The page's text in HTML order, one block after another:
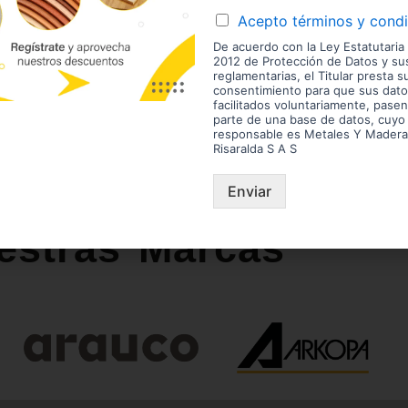
Calibres (mm):
Disponibles: Sobre
4.0, 5.5, 15, 18, 36 9, 12, 25,
¿Necesitas asesoría?¡Escríbenos!
Las imágenes mostradas son de referencia y los
envío son variables y serán asumidos por el
enchape. Sólo despachamos tableros en la zona
Disponibilidad de mercancía sujeta a verificación de
Marcas
Acepto términos y
De acuerdo con la Ley Estatutaria
2012 de Protección de Datos y
reglamentarias, el Titular presta
consentimiento para que sus
facilitados voluntariamente,
parte de una base de datos, cuyo
responsable es Metales Y
Risaralda S A S
Enviar